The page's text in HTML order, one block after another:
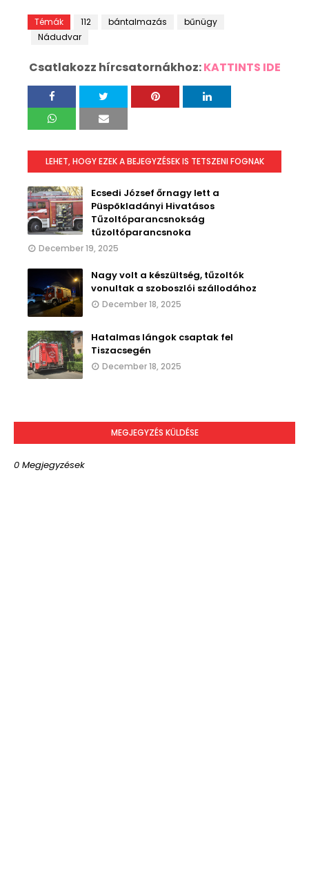
Témák 112 bántalmazás
bűnügy
Nádudvar
Csatlakozz hírcsatornákhoz:KATTINTS IDE
LEHET, HOGY EZEK A BEJEGYZÉSEK IS TETSZENI FOGNAK
Ecsedi József őrnagy lett a
Püspökladányi Hivatásos
Tűzoltóparancsnokság
tűzoltóparancsnoka
December 19, 2025
Nagy volt a készültség, tűzoltók
vonultak a szoboszlói szállodához
December 18, 2025
Hatalmas lángok csaptak fel
Tiszacsegén
December 18, 2025
MEGJEGYZÉS KÜLDÉSE
0 Megjegyzések